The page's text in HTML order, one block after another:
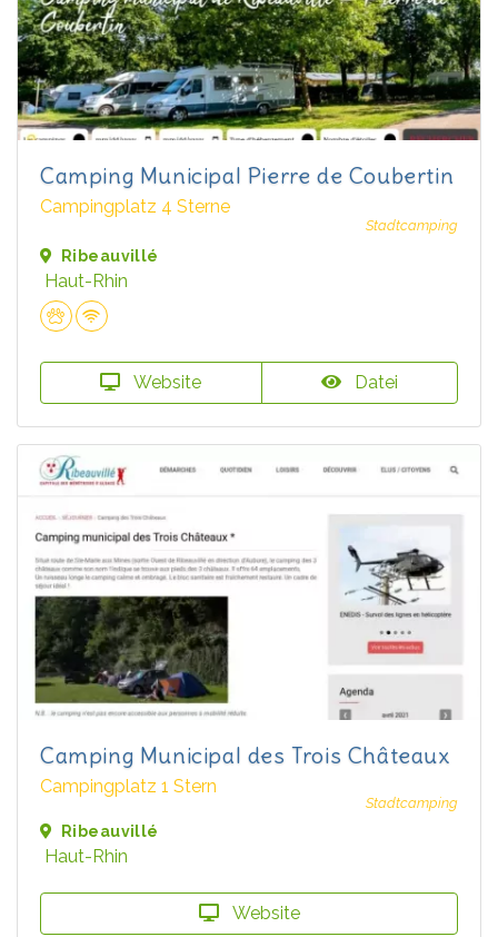
Camping Municipal Pierre de Coubertin
Campingplatz 4 Sterne
Stadtcamping
Ribeauvillé
Haut-Rhin
Website Datei
Camping Municipal des Trois Châteaux
Campingplatz 1 Stern
Stadtcamping
Ribeauvillé
Haut-Rhin
Website